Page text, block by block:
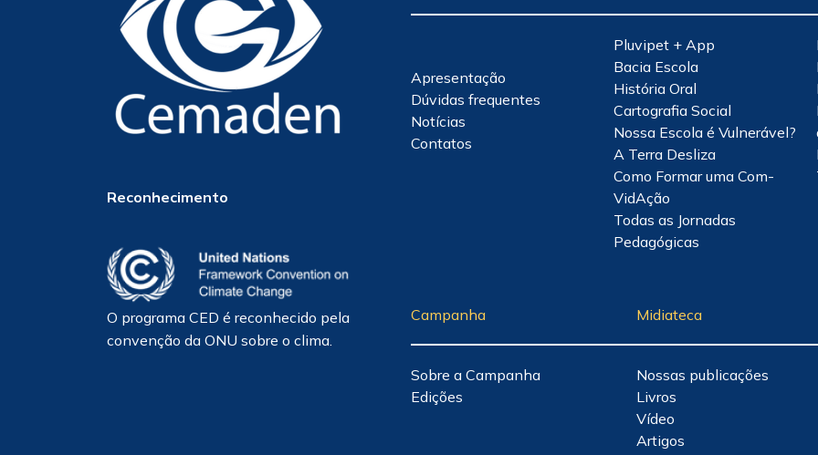
Reconhecimento
O programa CED é reconhecido pela
convenção da ONU sobre o clima.
Apresentação
Dúvidas frequentes
Notícias
Contatos
Pluvipet + App
Bacia Escola
História Oral
Cartografia Social
Nossa Escola é Vulnerável?
A Terra Desliza
Como Formar uma Com-
VidAção
Todas as Jornadas
Pedagógicas
Campanha
Sobre a Campanha
Edições
Midiateca
Nossas publicações
Livros
Vídeo
Artigos